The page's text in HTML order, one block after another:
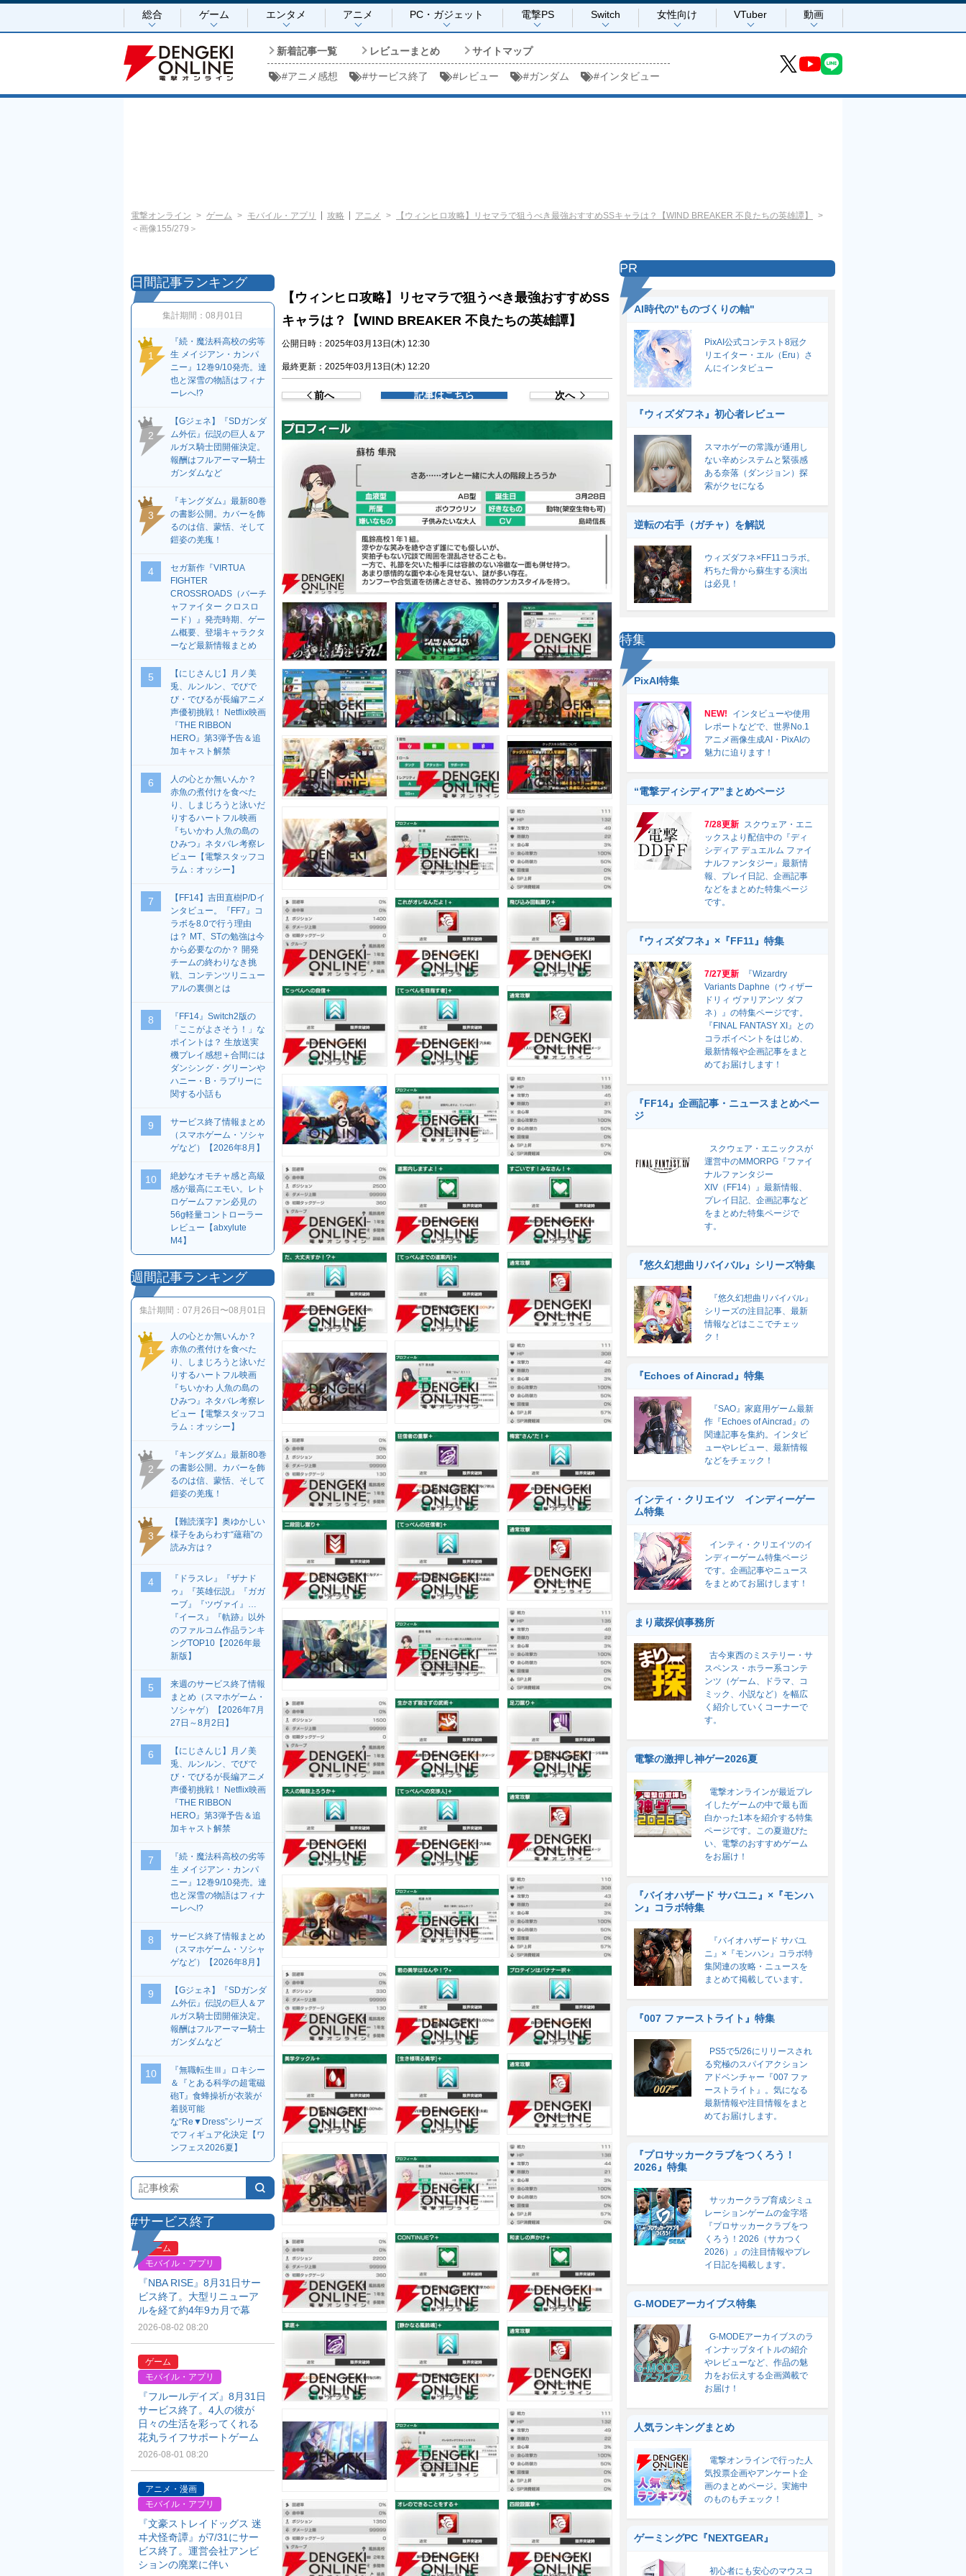
総合 ゲーム エンタメ アニメ PC・ガジェット 電撃PS Switch 女性向け VTuber 動画
新着記事一覧 レビューまとめ サイトマップ
#アニメ感想 #サービス終了 #レビュー #ガンダム #インタビュー
電撃オンライン ゲーム モバイル・アプリ 攻略 アニメ
【ウィンヒロ攻略】リセマラで狙うべき最強おすすめSSキャラは？【WIND BREAKER 不良たちの英雄譚】
＜画像155/279＞
【ウィンヒロ攻略】リセマラで狙うべき最強おすすめSS
キャラは？【WIND BREAKER 不良たちの英雄譚】
公開日時：2025年03月13日(木) 12:30
最終更新：2025年03月13日(木) 12:20
前へ 記事はこちら 次へ
日間記事ランキング
集計期間： 08月01日
1
『続・魔法科高校の劣等
生 メイジアン・カンパ
ニー』12巻9/10発売。達
也と深雪の物語はフィナ
ーレへ!?
2
【Gジェネ】『SDガンダ
ム外伝』伝説の巨人＆ア
ルガス騎士団開催決定。
報酬はフルアーマー騎士
ガンダムなど
3
『キングダム』最新80巻
の書影公開。カバーを飾
るのは信、蒙恬、そして
鎧姿の羌瘣！
4
セガ新作『VIRTUA
FIGHTER
CROSSROADS（バーチ
ャファイター クロスロ
ード）』発売時期、ゲー
ム概要、登場キャラクタ
ーなど最新情報まとめ
5
【にじさんじ】月ノ美
兎、ルンルン、でびで
び・でびるが長編アニメ
声優初挑戦！ Netflix映画
『THE RIBBON
HERO』第3弾予告＆追
加キャスト解禁
6
人の心とか無いんか？
赤魚の煮付けを食べた
り、しまじろうと泳いだ
りするハートフル映画
『ちいかわ 人魚の島の
ひみつ』ネタバレ考察レ
ビュー【電撃スタッフコ
ラム：オッシー】
7
【FF14】吉田直樹P/Dイ
ンタビュー。『FF7』コ
ラボを8.0で行う理由
は？ MT、STの勉強は今
から必要なのか？ 開発
チームの終わりなき挑
戦、コンテンツリニュー
アルの裏側とは
8
『FF14』Switch2版の
「ここがよさそう！」な
ポイントは？ 生放送実
機プレイ感想＋合間には
ダンシング・グリーンや
ハニー・B・ラブリーに
関する小話も
9
サービス終了情報まとめ
（スマホゲーム・ソシャ
ゲなど）【2026年8月】
10
絶妙なオモチャ感と高級
感が最高にエモい。レト
ロゲームファン必見の
56g軽量コントローラー
レビュー【abxylute
M4】
週間記事ランキング
集計期間： 07月26日〜08月01日
1
人の心とか無いんか？
赤魚の煮付けを食べた
り、しまじろうと泳いだ
りするハートフル映画
『ちいかわ 人魚の島の
ひみつ』ネタバレ考察レ
ビュー【電撃スタッフコ
ラム：オッシー】
2
『キングダム』最新80巻
の書影公開。カバーを飾
るのは信、蒙恬、そして
鎧姿の羌瘣！
3
【難読漢字】奥ゆかしい
様子をあらわす“蘊藉”の
読み方は？
4
『ドラスレ』『ザナド
ゥ』『英雄伝説』『ガガ
ーブ』『ツヴァイ』…
『イース』『軌跡』以外
のファルコム作品ランキ
ングTOP10【2026年最
新版】
5
来週のサービス終了情報
まとめ（スマホゲーム・
ソシャゲ）【2026年7月
27日～8月2日】
6
【にじさんじ】月ノ美
兎、ルンルン、でびで
び・でびるが長編アニメ
声優初挑戦！ Netflix映画
『THE RIBBON
HERO』第3弾予告＆追
加キャスト解禁
7
『続・魔法科高校の劣等
生 メイジアン・カンパ
ニー』12巻9/10発売。達
也と深雪の物語はフィナ
ーレへ!?
8
サービス終了情報まとめ
（スマホゲーム・ソシャ
ゲなど）【2026年8月】
9
【Gジェネ】『SDガンダ
ム外伝』伝説の巨人＆ア
ルガス騎士団開催決定。
報酬はフルアーマー騎士
ガンダムなど
10
『無職転生Ⅲ』ロキシー
＆『とある科学の超電磁
砲T』食蜂操祈が衣装が
着脱可能
な“Re▼Dress”シリーズ
でフィギュア化決定【ワ
ンフェス2026夏】
#サービス終了
ゲーム
モバイル・アプリ
『NBA RISE』8月31日サー
ビス終了。大型リニューア
ルを経て約4年9カ月で幕
2026-08-02 08:20
ゲーム
モバイル・アプリ
『フルールデイズ』8月31日
サービス終了。4人の彼が
日々の生活を彩ってくれる
花丸ライフサポートゲーム
2026-08-01 08:20
アニメ・漫画
モバイル・アプリ
『文豪ストレイドッグス 迷
ヰ犬怪奇譚』が7/31にサー
ビス終了。運営会社アンビ
ションの廃業に伴い
PR
AI時代の"ものづくりの軸"
PixAI公式コンテスト8冠ク
リエイター・エル（Eru）さ
んにインタビュー
『ウィズダフネ』初心者レビュー
スマホゲーの常識が通用し
ない辛めシステムと緊張感
ある奈落（ダンジョン）探
索がクセになる
逆転の右手（ガチャ）を解説
ウィズダフネ×FF11コラボ。
朽ちた骨から蘇生する演出
は必見！
特集
PixAI特集
NEW!
インタビューや使用
レポートなどで、世界No.1
アニメ画像生成AI・PixAIの
魅力に迫ります！
“電撃ディシディア”まとめページ
7/28更新 スクウェア・エニ
ックスより配信中の『ディ
シディア デュエルム ファイ
ナルファンタジー』最新情
報、プレイ日記、企画記事
などをまとめた特集ページ
です。
『ウィズダフネ』×『FF11』特集
7/27更新
『Wizardry
Variants Daphne（ウィザー
ドリィ ヴァリアンツ ダフ
ネ）』の特集ページです。
『FINAL FANTASY XI』との
コラボイベントをはじめ、
最新情報や企画記事をまと
めてお届けします！
『FF14』企画記事・ニュースまとめペー
ジ
スクウェア・エニックスが
運営中のMMORPG『ファイ
ナルファンタジー
XIV（FF14）』最新情報、
プレイ日記、企画記事など
をまとめた特集ページで
す。
『悠久幻想曲リバイバル』シリーズ特集
『悠久幻想曲リバイバル』
シリーズの注目記事、最新
情報などはここでチェッ
ク！
『Echoes of Aincrad』特集
『SAO』家庭用ゲーム最新
作『Echoes of Aincrad』の
関連記事を集約。インタビ
ューやレビュー、最新情報
などをチェック！
インティ・クリエイツ インディーゲー
ム特集
インティ・クリエイツのイ
ンディーゲーム特集ページ
です。企画記事やニュース
をまとめてお届けします！
まり蔵探偵事務所
古今東西のミステリー・サ
スペンス・ホラー系コンテ
ンツ（ゲーム、ドラマ、コ
ミック、小説など）を幅広
く紹介していくコーナーで
す。
電撃の激押し神ゲー2026夏
電撃オンラインが最近プレ
イしたゲームの中で最も面
白かった1本を紹介する特集
ページです。この夏遊びた
い、電撃のおすすめゲーム
をお届け！
『バイオハザード サバユニ』×『モンハ
ン』コラボ特集
『バイオハザード サバユ
ニ』×『モンハン』コラボ特
集関連の攻略・ニュースを
まとめて掲載しています。
『007 ファーストライト』特集
PS5で5/26にリリースされ
る究極のスパイアクション
アドベンチャー『007 ファ
ーストライト』。気になる
最新情報や注目情報をまと
めてお届けします。
『プロサッカークラブをつくろう！
2026』特集
サッカークラブ育成シミュ
レーションゲームの金字塔
『プロサッカークラブをつ
くろう！2026（サカつく
2026）』の注目情報やプレ
イ日記を掲載します。
G-MODEアーカイブス特集
G-MODEアーカイブスのラ
インナップタイトルの紹介
やレビューなど、作品の魅
力をお伝えする企画満載で
お届け！
人気ランキングまとめ
電撃オンラインで行った人
気投票企画やアンケート企
画のまとめページ。実施中
のものもチェック！
ゲーミングPC『NEXTGEAR』
初心者にも安心のマウスコ